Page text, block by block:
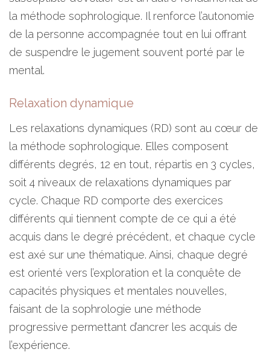
la méthode sophrologique. Il renforce l’autonomie
de la personne accompagnée tout en lui offrant
de suspendre le jugement souvent porté par le
mental.
Relaxation dynamique
Les relaxations dynamiques (RD) sont au cœur de
la méthode sophrologique. Elles composent
différents degrés, 12 en tout, répartis en 3 cycles,
soit 4 niveaux de relaxations dynamiques par
cycle. Chaque RD comporte des exercices
différents qui tiennent compte de ce qui a été
acquis dans le degré précédent, et chaque cycle
est axé sur une thématique. Ainsi, chaque degré
est orienté vers l’exploration et la conquête de
capacités physiques et mentales nouvelles,
faisant de la sophrologie une méthode
progressive permettant d’ancrer les acquis de
l’expérience.